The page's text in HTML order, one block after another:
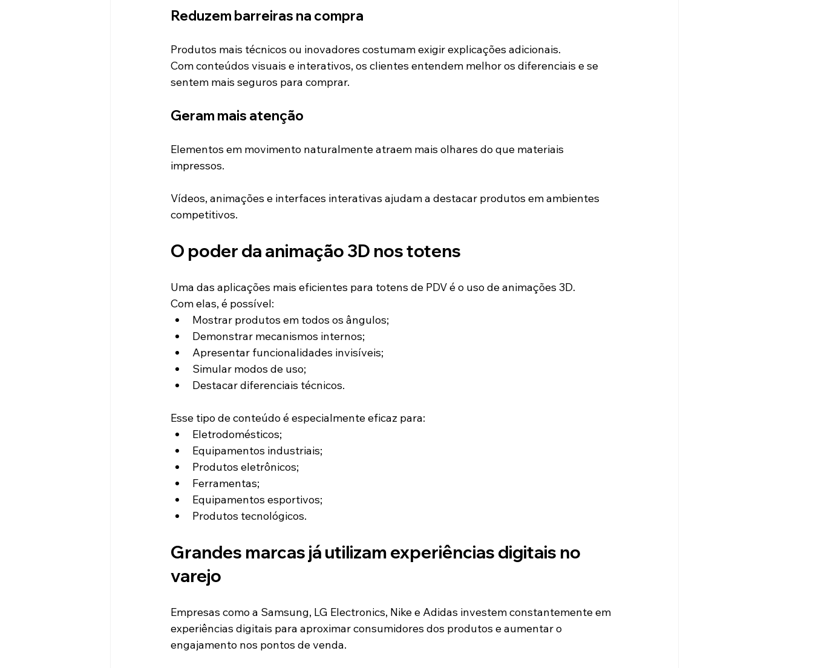
Reduzem barreiras na compra
Produtos mais técnicos ou inovadores costumam exigir explicações adicionais.
Com conteúdos visuais e interativos, os clientes entendem melhor os diferenciais e se
sentem mais seguros para comprar.
Geram mais atenção
Elementos em movimento naturalmente atraem mais olhares do que materiais
impressos.
Vídeos, animações e interfaces interativas ajudam a destacar produtos em ambientes
competitivos.
O poder da animação 3D nos totens
Uma das aplicações mais eficientes para totens de PDV é o uso de animações 3D.
Com elas, é possível:
Mostrar produtos em todos os ângulos;
Demonstrar mecanismos internos;
Apresentar funcionalidades invisíveis;
Simular modos de uso;
Destacar diferenciais técnicos.
Esse tipo de conteúdo é especialmente eficaz para:
Eletrodomésticos;
Equipamentos industriais;
Produtos eletrônicos;
Ferramentas;
Equipamentos esportivos;
Produtos tecnológicos.
Grandes marcas já utilizam experiências digitais no
varejo
Empresas como a Samsung, LG Electronics, Nike e Adidas investem constantemente em
experiências digitais para aproximar consumidores dos produtos e aumentar o
engajamento nos pontos de venda.